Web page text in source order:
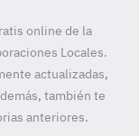
online de la
Locales.
actualizadas,
también te
anteriores.